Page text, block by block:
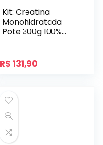
Kit: Creatina
Monohidratada
Pote 300g 100%
Soldiers Nutrition
R$ 131,90